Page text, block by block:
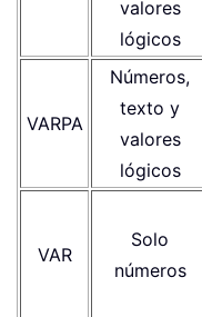
valores
lógicos
VARPA
Números,
texto y
valores
lógicos
VAR
Solo
números